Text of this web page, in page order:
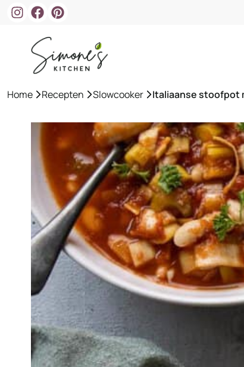
Home »Recepten »Slowcooker »Italiaanse stoofpot